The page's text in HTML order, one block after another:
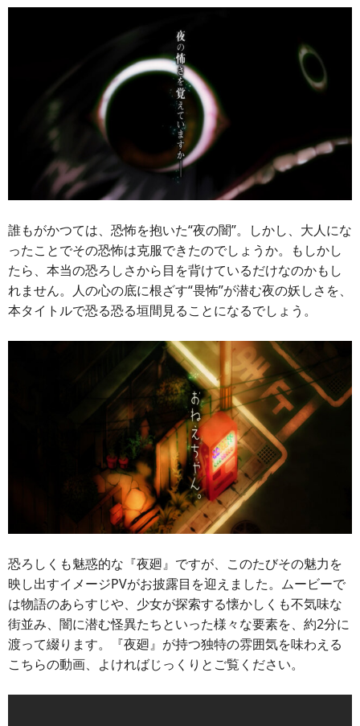
誰もがかつては、恐怖を抱いた“夜の闇”。しかし、大人にな
ったことでその恐怖は克服できたのでしょうか。もしかし
たら、本当の恐ろしさから目を背けているだけなのかもし
れません。人の心の底に根ざす“畏怖”が潜む夜の妖しさを、
本タイトルで恐る恐る垣間見ることになるでしょう。
恐ろしくも魅惑的な『夜廻』ですが、このたびその魅力を
映し出すイメージPVがお披露目を迎えました。ムービーで
は物語のあらすじや、少女が探索する懐かしくも不気味な
街並み、闇に潜む怪異たちといった様々な要素を、約2分に
渡って綴ります。『夜廻』が持つ独特の雰囲気を味わえる
こちらの動画、よければじっくりとご覧ください。